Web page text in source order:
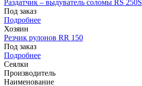
Раздатчик – выдуватель соломы RS 250S
Под заказ
Подробнее
Хозяин
Резчик рулонов RR 150
Под заказ
Подробнее
Сеялки
Производитель
Наименование